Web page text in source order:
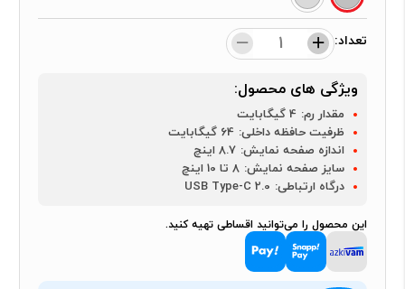
تعداد:
ویژگی های محصول:
مقدار رم: 4 گیگابایت
ظرفیت حافظه داخلی: 64 گیگابایت
اندازه صفحه نمایش: 8.7 اینچ
سایز صفحه نمایش: 8 تا 10 اینچ
درگاه ارتباطی: USB Type-C 2.0
این محصول را می‌توانید اقساطی تهیه کنید.